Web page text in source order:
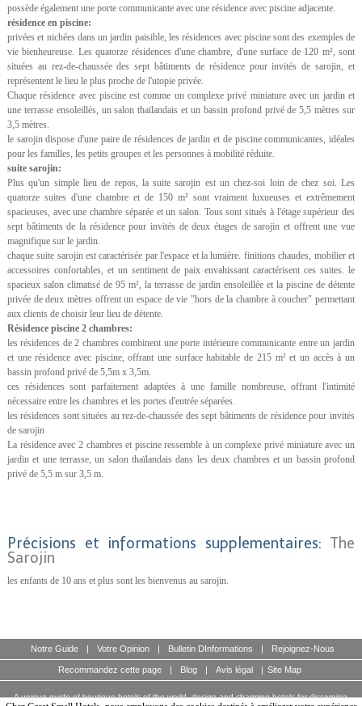
possède également une porte communicante avec une résidence avec piscine adjacente.
résidence en piscine:
privées et nichées dans un jardin paisible, les résidences avec piscine sont des exemples de
vie bienheureuse. Les quatorze résidences d'une chambre, d'une surface de 120 m², sont
situées au rez-de-chaussée des sept bâtiments de résidence pour invités de sarojin, et
représentent le lieu le plus proche de l'utopie privée.
Chaque résidence avec piscine est comme un complexe privé miniature avec un jardin et
une terrasse ensoleillés, un salon thaïlandais et un bassin profond privé de 5,5 mètres sur
3,5 mètres.
le sarojin dispose d'une paire de résidences de jardin et de piscine communicantes, idéales
pour les familles, les petits groupes et les personnes à mobilité réduite.
suite sarojin:
Plus qu'un simple lieu de repos, la suite sarojin est un chez-soi loin de chez soi. Les
quatorze suites d'une chambre et de 150 m² sont vraiment luxueuses et extrêmement
spacieuses, avec une chambre séparée et un salon. Tous sont situés à l'étage supérieur des
sept bâtiments de la résidence pour invités de deux étages de sarojin et offrent une vue
magnifique sur le jardin.
chaque suite sarojin est caractérisée par l'espace et la lumière. finitions chaudes, mobilier et
accessoires confortables, et un sentiment de paix envahissant caractérisent ces suites. le
spacieux salon climatisé de 95 m², la terrasse de jardin ensoleillée et la piscine de détente
privée de deux mètres offrent un espace de vie "hors de la chambre à coucher" permettant
aux clients de choisir leur lieu de détente.
Résidence piscine 2 chambres:
les résidences de 2 chambres combinent une porte intérieure communicante entre un jardin
et une résidence avec piscine, offrant une surface habitable de 215 m² et un accès à un
bassin profond privé de 5,5m x 3,5m.
ces résidences sont parfaitement adaptées à une famille nombreuse, offrant l'intimité
nécessaire entre les chambres et les portes d'entrée séparées.
les résidences sont situées au rez-de-chaussée des sept bâtiments de résidence pour invités
de sarojin
La résidence avec 2 chambres et piscine ressemble à un complexe privé miniature avec un
jardin et une terrasse, un salon thaïlandais dans les deux chambres et un bassin profond
privé de 5,5 m sur 3,5 m.
Précisions et informations supplementaires: The
Sarojin
les enfants de 10 ans et plus sont les bienvenus au sarojin.
Notre Guide | Votre Opinion | Bulletin DInformations | Rejoignez-Nous
Recommandez cette page | Blog | Avis légal | Site Map
A unique guide of boutique hotels of the world, design and charming hotels for discerning